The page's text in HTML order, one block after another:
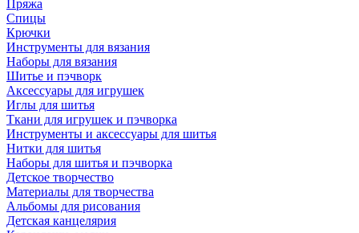
Пряжа
Спицы
Крючки
Инструменты для вязания
Наборы для вязания
Шитье и пэчворк
Аксессуары для игрушек
Иглы для шитья
Ткани для игрушек и пэчворка
Инструменты и аксессуары для шитья
Нитки для шитья
Наборы для шитья и пэчворка
Детское творчество
Материалы для творчества
Альбомы для рисования
Детская канцелярия